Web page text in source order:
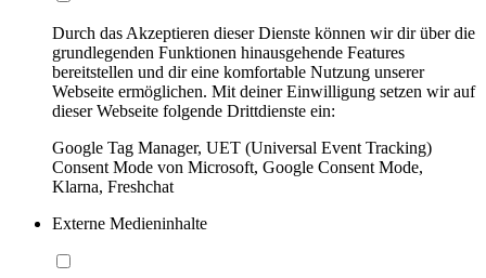
Durch das Akzeptieren dieser Dienste können wir dir über die
grundlegenden Funktionen hinausgehende Features
bereitstellen und dir eine komfortable Nutzung unserer
Webseite ermöglichen. Mit deiner Einwilligung setzen wir auf
dieser Webseite folgende Drittdienste ein:
Google Tag Manager, UET (Universal Event Tracking)
Consent Mode von Microsoft, Google Consent Mode,
Klarna, Freshchat
Externe Medieninhalte